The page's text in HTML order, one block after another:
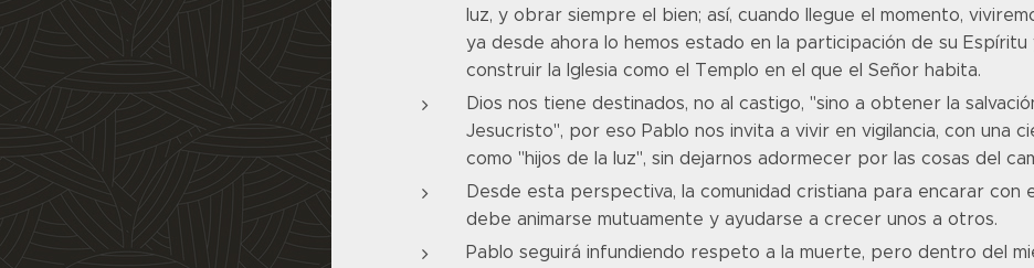
luz, y obrar siempre el bien; así, cuando llegue el momento,
ya desde ahora lo hemos estado en la participación de su
construir la Iglesia como el Templo en el que el Señor habita.
Dios nos tiene destinados, no al castigo, "sino a obtener la
Jesucristo", por eso Pablo nos invita a vivir en vigilancia, con una
como "hijos de la luz", sin dejarnos adormecer por las cosas del
Desde esta perspectiva, la comunidad cristiana para encarar con
debe animarse mutuamente y ayudarse a crecer unos a otros.
Pablo seguirá infundiendo respeto a la muerte, pero dentro del